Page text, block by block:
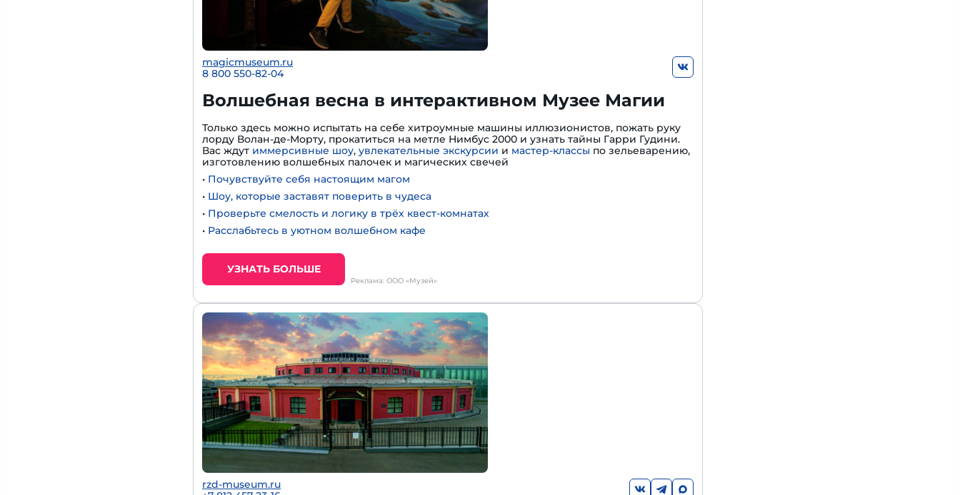
magicmuseum.ru
8 800 550-82-04
Волшебная весна в интерактивном Музее Магии
Только здесь можно испытать на себе хитроумные машины иллюзионистов, пожать руку
лорду Волан-де-Морту, прокатиться на метле Нимбус 2000 и узнать тайны Гарри Гудини.
Вас ждут иммерсивные шоу, увлекательные экскурсии и мастер-классы по зельеварению,
изготовлению волшебных палочек и магических свечей
• Почувствуйте себя настоящим магом
• Шоу, которые заставят поверить в чудеса
• Проверьте смелость и логику в трёх квест-комнатах
• Расслабьтесь в уютном волшебном кафе
УЗНАТЬ БОЛЬШЕ
Реклама: ООО «Музей»
rzd-museum.ru